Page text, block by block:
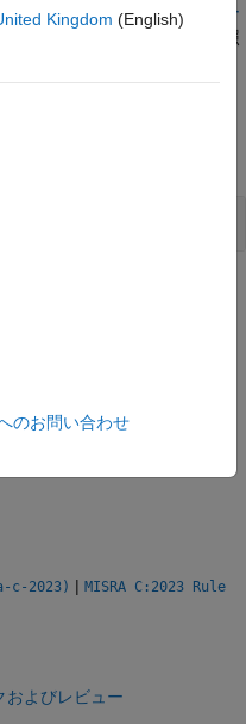
反が表示されない場合、
コー
を参照
c-2023) | MISRA C:2023 Rule
およびレビュー
Kingdom (English)
のお問い合わせ